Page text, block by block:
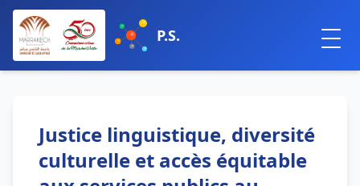
P.S.
Justice linguistique, diversité
culturelle et accès équitable